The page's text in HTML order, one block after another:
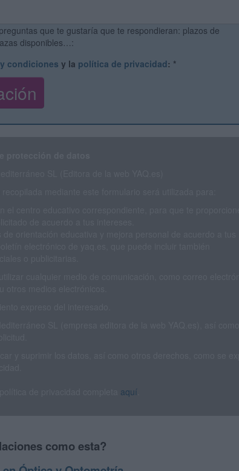
que te gustaría que te respondieran: plazos de
disponibles…:
condiciones y la política de privacidad: *
aquí
como esta?